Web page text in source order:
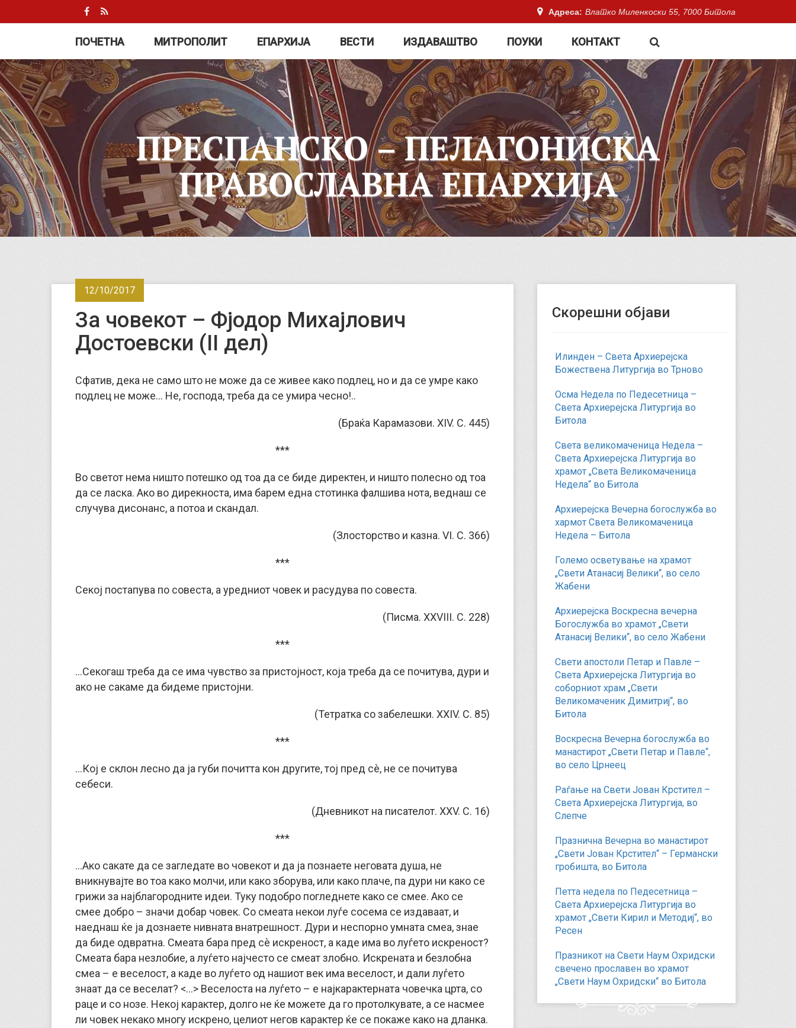
Адреса: Влатко Миленкоски 55, 7000 Битола
ПОЧЕТНА МИТРОПОЛИТ ЕПАРХИЈА ВЕСТИ ИЗДАВАШТВО ПОУКИ КОНТАКТ
ПРЕСПАНСКО – ПЕЛАГОНИСКА
ПРАВОСЛАВНА ЕПАРХИЈА
12/10/2017
За човекот – Фјодор Михајлович
Достоевски (II дел)
Сфатив, дека не само што не може да се живее како подлец, но и да се умрe како
подлец не може… Не, господа, треба да се умира чесно!..
(Браќа Карамазови. XIV. С. 445)
***
Во светот нема ништо потешко од тоа да се биде директен, и ништо полесно од тоа
да се ласка. Ако во дирекноста, има барем една стотинка фалшива нота, веднаш се
случува дисонанс, а потоа и скандал.
(Злосторство и казна. VI. С. 366)
***
Секој постапува по совеста, а уредниот човек и расудува по совеста.
(Писма. XXVIII. С. 228)
***
…Секогаш треба да се има чувство за пристојност, која треба да се почитува, дури и
ако не сакаме да бидеме пристојни.
(Тетратка со забелешки. XXIV. С. 85)
***
…Кој е склон лесно да ја губи почитта кон другите, тој пред сè, не се почитува
себеси.
(Дневникот на писателот. XXV. С. 16)
***
…Ако сакате да се загледате во човекот и да ја познаете неговата душа, не
вникнувајте во тоа како молчи, или како зборува, или како плаче, па дури ни како се
грижи за најблагородните идеи. Туку подобро погледнете како се смее. Ако се
смее добро – значи добар човек. Со смеата некои луѓе сосема се издаваат, и
наеднаш ќе ја дознаете нивната внатрешност. Дури и неспорно умната смеа, знае
да биде одвратна. Смеата бара пред сè искреност, а каде има во луѓето искреност?
Смеата бара незлобие, а луѓето најчесто се смеат злобно. Искрената и безлобна
смеа – е веселост, а каде во луѓето од нашиот век има веселост, и дали луѓето
знаат да се веселат? <…> Веселоста на луѓето – е најкарактерната човечка црта, со
раце и со нозе. Некој карактер, долго не ќе можете да го протолкувате, а се насмее
ли човек некако многу искрено, целиот негов карактер ќе се покаже како на дланка.
Скорешни објави
Илинден – Света Архиерејска
Божествена Литургија во Трново
Осма Недела по Педесетница –
Света Архиерејска Литургија во
Битола
Света великомаченица Недела –
Света Архиерејска Литургија во
храмот „Света Великомаченица
Недела“ во Битола
Архиерејска Вечерна богослужба во
хармот Света Великомаченица
Недела – Битола
Големо осветување на храмот
„Свети Атанасиј Велики“, во село
Жабени
Архиерејска Воскресна вечерна
Богослужба во храмот „Свети
Атанасиј Велики“, во село Жабени
Свети апостоли Петар и Павле –
Света Архиерејска Литургија во
соборниот храм „Свети
Великомаченик Димитриј“, во
Битола
Воскресна Вечерна богослужба во
манастирот „Свети Петар и Павле“,
во село Црнеец
Раѓање на Свети Јован Крстител –
Света Архиерејска Литургија, во
Слепче
Празнична Вечерна во манастирот
„Свети Јован Крстител“ – Германски
гробишта, во Битола
Петта недела по Педесетница –
Света Архиерејска Литургија во
храмот „Свети Кирил и Методиј“, во
Ресен
Празникот на Свети Наум Охридски
свечено прославен во храмот
„Свети Наум Охридски“ во Битола